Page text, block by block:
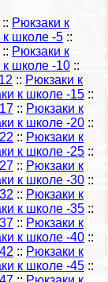
:: Рюкзаки к
к школе -5 ::
:: Рюкзаки к
к школе -10 ::
:: Рюкзаки к
к школе -15 ::
:: Рюкзаки к
к школе -20 ::
:: Рюкзаки к
к школе -25 ::
:: Рюкзаки к
к школе -30 ::
:: Рюкзаки к
к школе -35 ::
:: Рюкзаки к
к школе -40 ::
:: Рюкзаки к
к школе -45 ::